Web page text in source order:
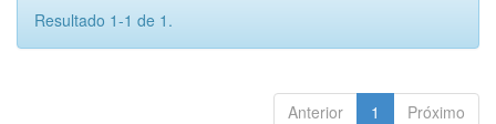
Resultado 1-1 de 1.
Anterior 1 Próximo